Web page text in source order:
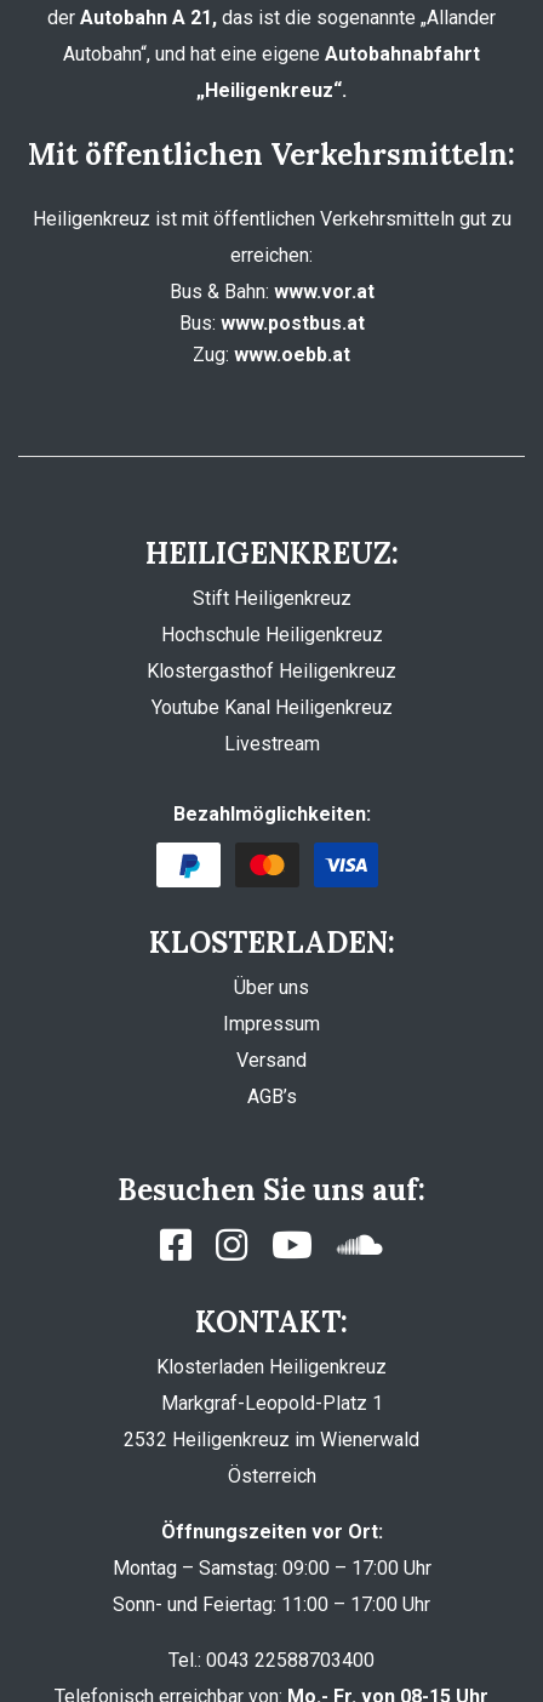
der Autobahn A 21, das ist die sogenannte „Allander
Autobahn“, und hat eine eigene Autobahnabfahrt
„Heiligenkreuz“.
Mit öffentlichen Verkehrsmitteln:
Heiligenkreuz ist mit öffentlichen Verkehrsmitteln gut zu
erreichen:
Bus & Bahn: www.vor.at
Bus: www.postbus.at
Zug: www.oebb.at
HEILIGENKREUZ:
Stift Heiligenkreuz
Hochschule Heiligenkreuz
Klostergasthof Heiligenkreuz
Youtube Kanal Heiligenkreuz
Livestream
Bezahlmöglichkeiten:
KLOSTERLADEN:
Über uns
Impressum
Versand
AGB’s
Besuchen Sie uns auf:
KONTAKT:
Klosterladen Heiligenkreuz
Markgraf-Leopold-Platz 1
2532 Heiligenkreuz im Wienerwald
Österreich
Öffnungszeiten vor Ort:
Montag – Samstag: 09:00 – 17:00 Uhr
Sonn- und Feiertag: 11:00 – 17:00 Uhr
Tel.: 0043 22588703400
Telefonisch erreichbar von: Mo.- Fr. von 08-15 Uhr